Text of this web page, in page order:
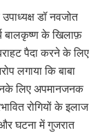
डॉ नवजोत
बालकृष्ण के खिलाफ़
पैदा करने के लिए
लगाया कि बाबा
लिए अपमानजनक
रोगियों के इलाज
घटना में गुजरात